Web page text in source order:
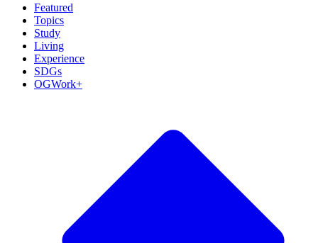
Featured
Topics
Study
Living
Experience
SDGs
OGWork+